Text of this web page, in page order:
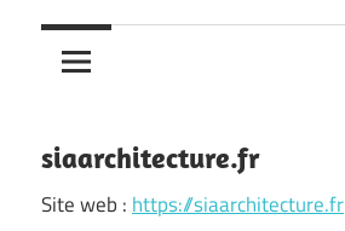
siaarchitecture.fr
Site web : https://siaarchitecture.fr